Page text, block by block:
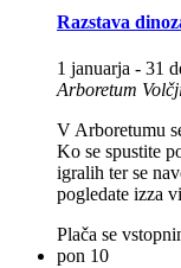
Razstava
1 januarja - 31
Arboretum
V Arboretumu
Ko se spustite
igralih ter se
pogledate izza
Plača se
pon 10